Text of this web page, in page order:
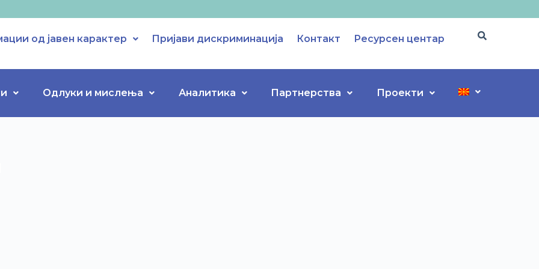
од јавен карактер Пријави дискриминација Контакт Ресурсен центар
Одлуки и мислења Аналитика Партнерства Проекти